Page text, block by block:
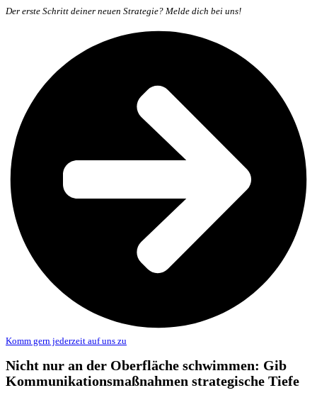
Der erste Schritt deiner neuen Strategie? Melde dich bei uns!
Komm gern jederzeit auf uns zu
Nicht nur an der Oberfläche schwimmen: Gib
Kommunikations­maßnahmen strategische Tiefe